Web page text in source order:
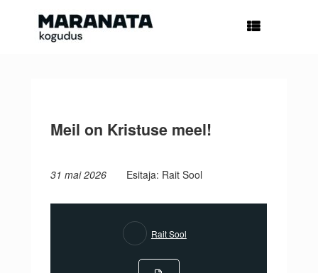
Meil on Kristuse meel!
31 mai 2026 Esitaja: Rait Sool
Rait Sool